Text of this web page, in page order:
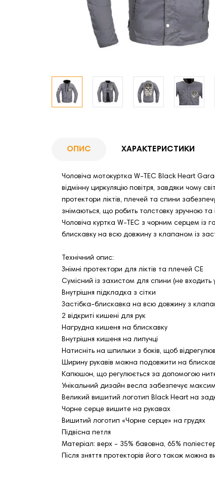
ОПИС ХАРАКТЕРИСТИКИ
Чоловіча мотокуртка W-TEC Black Heart
відмінну циркуляцію повітря, завдяки чому
протектори ліктів, плечей та спини
знімаються, що робить толстовку зручною
Чоловіча куртка W-TEC з чорним серцем із
блискавку на всю довжину з клапаном із
Технічний опис:
Знімні протектори для ліктів та плечей CE
Сумісний із захистом для спини (не входить
Внутрішня підкладка з сітки
Застібка-блискавка на всю довжину з
2 відкриті кишені для рук
Нагрудна кишеня на блискавку
Внутрішня кишеня на липучці
Натисніть на шпильки з боків, щоб
Ширину рукавів можна подовжити на
Капюшон, що регулюється за допомогою
Унікальний дизайн весла забезпечує
Великий вишитий логотип Black Heart на
Чорне серце вишите на рукавах
Вишитий логотип «Чорне серце» на грудях
Підвісна петля
Матеріал: верх - 35% бавовна, 65%
Після зняття протекторів його також можна